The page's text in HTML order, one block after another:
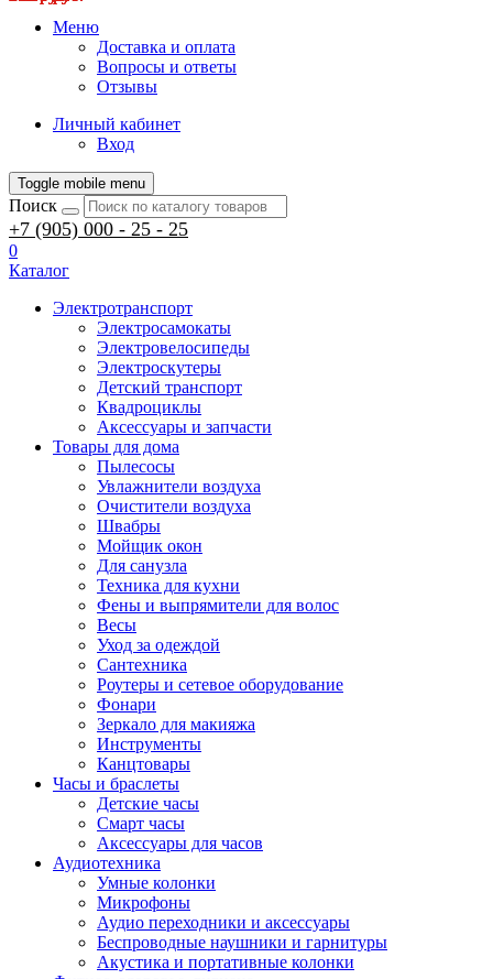
Меню
Доставка и оплата
Вопросы и ответы
Отзывы
Личный кабинет
Вход
Toggle mobile menu
Поиск
+7 (905) 000 - 25 - 25
0
Каталог
Электротранспорт
Электросамокаты
Электровелосипеды
Электроскутеры
Детский транспорт
Квадроциклы
Аксессуары и запчасти
Товары для дома
Пылесосы
Увлажнители воздуха
Очистители воздуха
Швабры
Мойщик окон
Для санузла
Техника для кухни
Фены и выпрямители для волос
Весы
Уход за одеждой
Сантехника
Роутеры и сетевое оборудование
Фонари
Зеркало для макияжа
Инструменты
Канцтовары
Часы и браслеты
Детские часы
Смарт часы
Аксессуары для часов
Аудиотехника
Умные колонки
Микрофоны
Аудио переходники и аксессуары
Беспроводные наушники и гарнитуры
Акустика и портативные колонки